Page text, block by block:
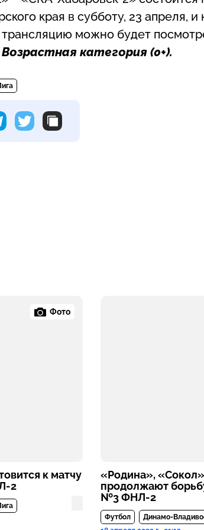
края в субботу, 23 апреля, и
можно будет
Возрастная категория (0+).
Фото
к матчу
2
«Родина»,
продолжают
№3 ФНЛ-2
Футбол Динамо-